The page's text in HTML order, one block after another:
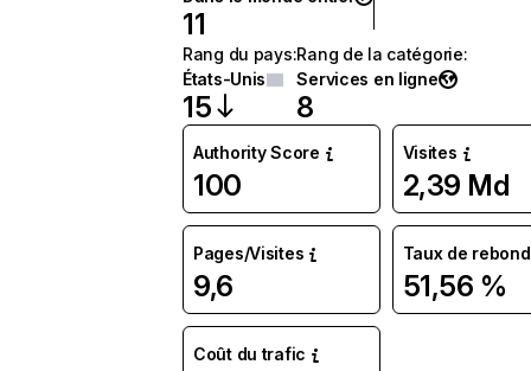
11
Rang du pays:
États-Unis
15
Rang de la catégorie:
Services en ligne
8
Authority Score
100
Visites
2,39 Md
Pages/Visites
9,6
Taux de rebond
51,56 %
Coût du trafic